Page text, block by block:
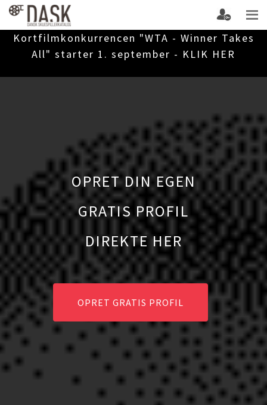
Kortfilmkonkurrencen "WTA - Winner Takes
All" starter 1. september - KLIK HER
OPRET DIN EGEN
GRATIS PROFIL
DIREKTE HER
OPRET GRATIS PROFIL